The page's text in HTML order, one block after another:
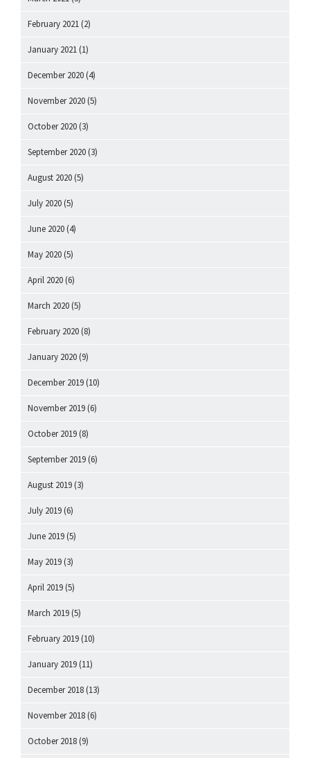
February 2021 (2)
January 2021 (1)
December 2020 (4)
November 2020 (5)
October 2020 (3)
September 2020 (3)
August 2020 (5)
July 2020 (5)
June 2020 (4)
May 2020 (5)
April 2020 (6)
March 2020 (5)
February 2020 (8)
January 2020 (9)
December 2019 (10)
November 2019 (6)
October 2019 (8)
September 2019 (6)
August 2019 (3)
July 2019 (6)
June 2019 (5)
May 2019 (3)
April 2019 (5)
March 2019 (5)
February 2019 (10)
January 2019 (11)
December 2018 (13)
November 2018 (6)
October 2018 (9)